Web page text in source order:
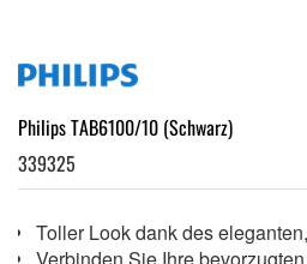
Philips TAB6100/10 (Schwarz)
339325
Toller Look dank des
Verbinden Sie Ihre